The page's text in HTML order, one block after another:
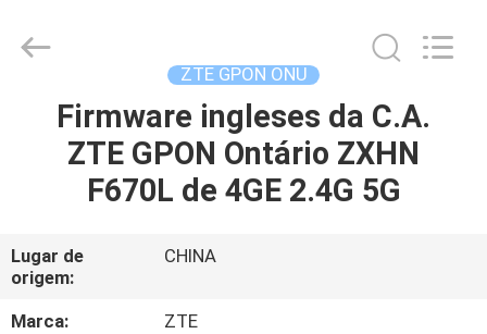
CASA
PRODUTOS
SOBRE
NÓS
LIMITED.
ZTE GPON ONU
Firmware ingleses da C.A.
ZTE GPON Ontário ZXHN
F670L de 4GE 2.4G 5G
Lugar de
origem:
CHINA
Marca:
ZTE